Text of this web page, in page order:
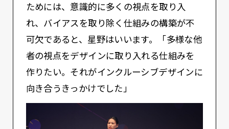
ためには、意識的に多くの視点を取り入
れ、バイアスを取り除く仕組みの構築が不
可欠であると、星野はいいます。「多様な他
者の視点をデザインに取り⼊れる仕組みを
作りたい。それがインクルーシブデザインに
向き合うきっかけでした」